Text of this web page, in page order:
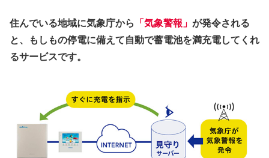
住んでいる地域に気象庁から 「気象警報」 が発令される
と、もしもの停電に備えて自動で蓄電池を満充電してくれ
るサービスです。